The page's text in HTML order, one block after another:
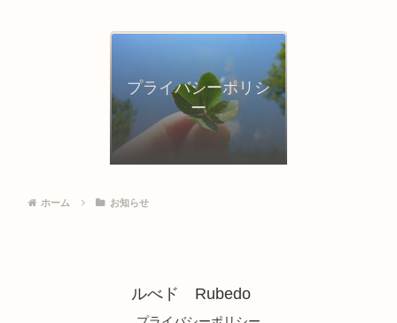
プライバシーポリシ
ー
ホーム お知らせ
ルべド Rubedo